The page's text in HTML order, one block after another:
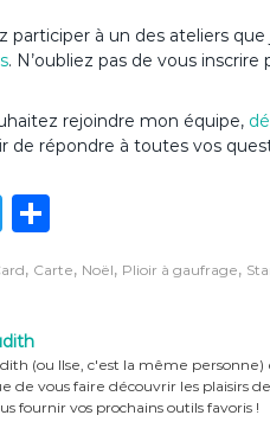
participer à un des ateliers
. N’oubliez pas de vous
rejoindre mon équipe,
de répondre à toutes vos
T
it
te
r
ta
er
, Carte, Noël, Plioir à gaufrage,
(ou Ilse, c'est la même
de vous faire découvrir les plaisirs
fournir vos prochains outils favoris !